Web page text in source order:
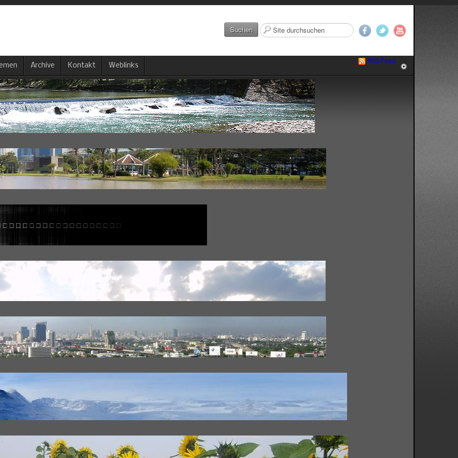
Suchen
Suchen
...
Archive Kontakt Weblinks
RSS Feed